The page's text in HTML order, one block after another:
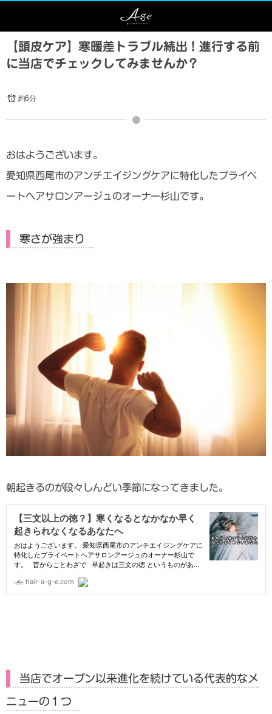
【頭皮ケア】寒暖差トラブル続出！進行する前
に当店でチェックしてみませんか？
約6分
おはようございます。
愛知県西尾市のアンチエイジングケアに特化したプライベ
ートヘアサロンアージュのオーナー杉山です。
寒さが強まり
朝起きるのが段々しんどい季節になってきました。
当店でオープン以来進化を続けている代表的なメ
ニューの１つ